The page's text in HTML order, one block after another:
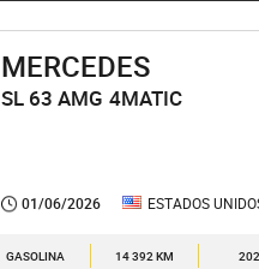
MERCEDES
SL 63 AMG 4MATIC
01/06/2026 ESTADOS
GASOLINA 14 392 KM